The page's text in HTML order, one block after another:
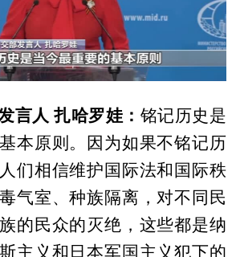
00:57
言人 扎哈罗娃： 铭记历史是
本原则。因为如果不铭记历
们相信维护国际法和国际秩
气室、种族隔离，对不同民
的民众的灭绝，这些都是纳
主义和日本军国主义犯下的